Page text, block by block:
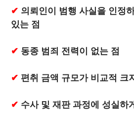
✔ 의뢰인이 범행 사실을 인정
있는 점
✔ 동종 범죄 전력이 없는 점
✔ 편취 금액 규모가 비교적 크
✔ 수사 및 재판 과정에 성실하